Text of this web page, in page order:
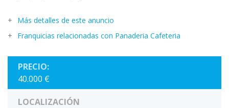
Más detalles de este anuncio
Franquicias relacionadas con Panaderia Cafeteria
PRECIO:
40.000 €
LOCALIZACIÓN